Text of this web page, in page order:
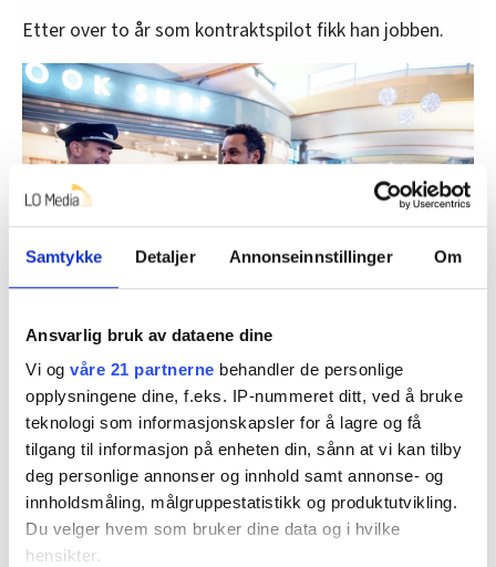
Samtykke Detaljer Annonseinnstillinger Om
Ansvarlig bruk av dataene dine
Vi og våre 21 partnerne behandler de personlige
opplysningene dine, f.eks. IP-nummeret ditt, ved å bruke
teknologi som informasjonskapsler for å lagre og få
tilgang til informasjon på enheten din, sånn at vi kan tilby
deg personlige annonser og innhold samt annonse- og
innholdsmåling, målgruppestatistikk og produktutvikling.
Du velger hvem som bruker dine data og i hvilke
hensikter.
Etter over to år som kontraktspilot fikk han jobben.
KOLLEGER: Etter over to år som kontraktspilot fikk han fast jobb
i SAS. Her møter Lars Magnus Kirkhus en SAS-kollega på
Gardermoen, før han flyr av gårde til Bergen.
Tri Nguyen Dinh
Lønna han får inn på lønnskontoen hver måned er noe
redusert sammenlignet med før. Han tjener nå rundt